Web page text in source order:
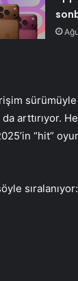
sürümüyle
da arttırıyor.
“hit”
sıralanıyor: